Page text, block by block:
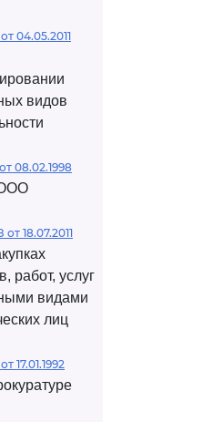
04.05.2011
видов
08.02.1998
18.07.2011
работ, услуг
видами
лиц
17.01.1992